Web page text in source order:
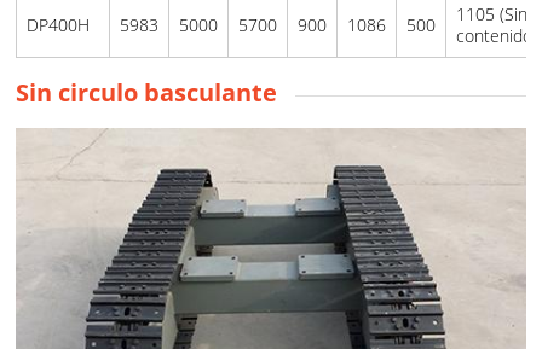
DP400H 5983 5000 5700 900 1086 500
1105 (Sin
contenido)
Sin circulo basculante